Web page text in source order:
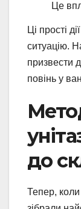
Це
Ці прості
ситуацію.
призвести
повінь у
до
Тепер, коли